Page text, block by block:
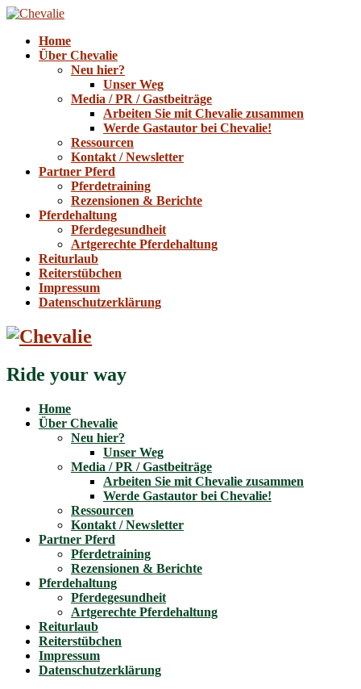
Home
Über Chevalie
Neu hier?
Unser Weg
Media / PR / Gastbeiträge
Arbeiten Sie mit Chevalie zusammen
Werde Gastautor bei Chevalie!
Ressourcen
Kontakt / Newsletter
Partner Pferd
Pferdetraining
Rezensionen & Berichte
Pferdehaltung
Pferdegesundheit
Artgerechte Pferdehaltung
Reiturlaub
Reiterstübchen
Impressum
Datenschutzerklärung
Ride your way
Home
Über Chevalie
Neu hier?
Unser Weg
Media / PR / Gastbeiträge
Arbeiten Sie mit Chevalie zusammen
Werde Gastautor bei Chevalie!
Ressourcen
Kontakt / Newsletter
Partner Pferd
Pferdetraining
Rezensionen & Berichte
Pferdehaltung
Pferdegesundheit
Artgerechte Pferdehaltung
Reiturlaub
Reiterstübchen
Impressum
Datenschutzerklärung